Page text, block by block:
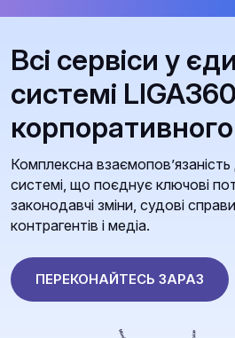
Всі сервіси у
системі
Комплексна
системі, що поєднує ключові
законодавчі зміни, судові
контрагентів і медіа.
ПЕРЕКОНАЙТЕСЬ ЗАРАЗ